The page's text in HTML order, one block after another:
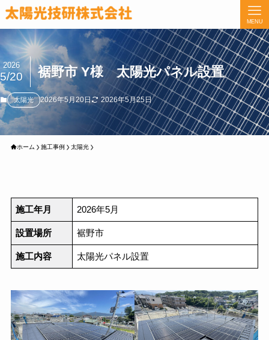
MENU
裾野市 Y様 太陽光パネル設置
2026
5/20
太陽光 2026年5月20日 2026年5月25日
ホーム 施工事例 太陽光
施工年月 2026年5月
設置場所 裾野市
施工内容 太陽光パネル設置